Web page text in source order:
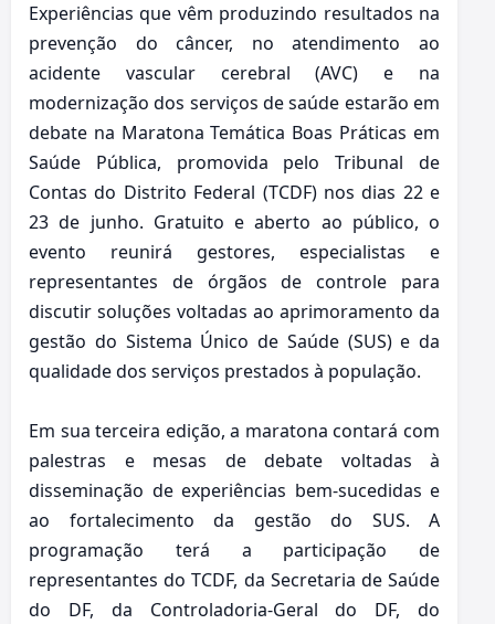
Experiências que vêm produzindo resultados na
prevenção do câncer, no atendimento ao
acidente vascular cerebral (AVC) e na
modernização dos serviços de saúde estarão em
debate na Maratona Temática Boas Práticas em
Saúde Pública, promovida pelo Tribunal de
Contas do Distrito Federal (TCDF) nos dias 22 e
23 de junho. Gratuito e aberto ao público, o
evento reunirá gestores, especialistas e
representantes de órgãos de controle para
discutir soluções voltadas ao aprimoramento da
gestão do Sistema Único de Saúde (SUS) e da
qualidade dos serviços prestados à população.
Em sua terceira edição, a maratona contará com
palestras e mesas de debate voltadas à
disseminação de experiências bem-sucedidas e
ao fortalecimento da gestão do SUS. A
programação terá a participação de
representantes do TCDF, da Secretaria de Saúde
do DF, da Controladoria-Geral do DF, do